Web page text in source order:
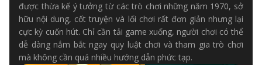
được thừa kế ý tưởng từ các trò chơi những năm 1970, sở
hữu nội dung, cốt truyện và lối chơi rất đơn giản nhưng lại
cực kỳ cuốn hút. Chỉ cần tải game xuống, người chơi có thể
dễ dàng nắm bắt ngay quy luật chơi và tham gia trò chơi
mà không cần quá nhiều hướng dẫn phức tạp.